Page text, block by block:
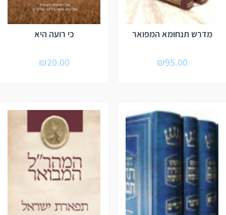
מדרש תנחומא המפואר
₪95.00
כי רועה היא
₪20.00